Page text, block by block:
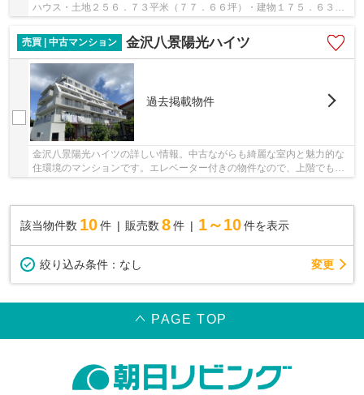
ハウス・土地２５６．７３平米（７７．６６坪）・建物１７５．６３平
売買 | 中古マンション
金沢八景陽光ハイツ
過去掲載物件
金沢八景陽光ハイツの詳しい情報。中古ながらも綺麗な室内と魅力的な
住環境のマンションです。エレベーター付きの物件なので、上階でも上
り下りが楽です。不動産のご購入を検討してい...
該当物件数 10件 販売数 8 件 1～10 件を表示
絞り込み条件： なし 変更
PAGE TOP